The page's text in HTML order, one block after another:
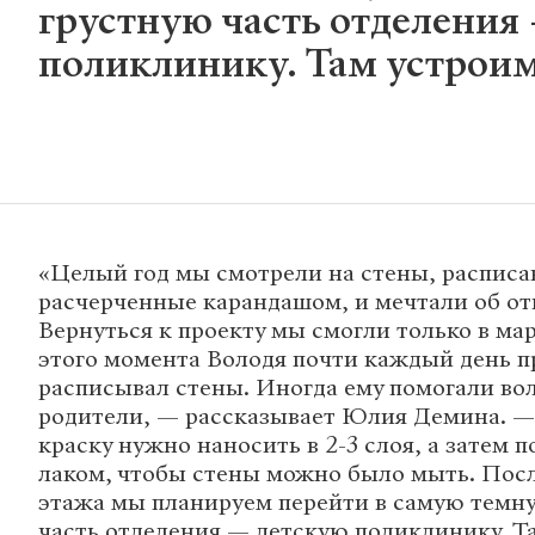
грустную часть
поликлинику. Там
«Целый год мы смотрели на стены,
расчерченные карандашом, и мечтали об
Вернуться к проекту мы смогли только в
этого момента Володя почти каждый день
расписывал стены. Иногда ему помогали
родители, — рассказывает Юлия Демина.
краску нужно наносить в 2-3 слоя, а затем
лаком, чтобы стены можно было мыть.
этажа мы планируем перейти в самую